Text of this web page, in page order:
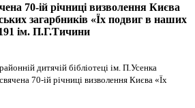
70-ій річниці визволення Києва
загарбників «Їх подвиг в наших
ім. П.Г.Тичини
дитячій бібліотеці ім. П. Усенка
70-ій річниці визволення Києва «Їх